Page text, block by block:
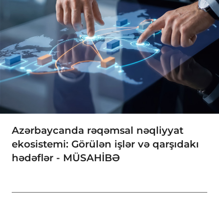
Azərbaycanda rəqəmsal nəqliyyat
ekosistemi: Görülən işlər və qarşıdakı
hədəflər - MÜSAHİBƏ